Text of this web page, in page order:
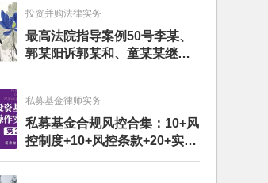
投资并购法律实务
最高法院指导案例50号李某、
郭某阳诉郭某和、童某某继承
纠纷案
私募基金律师实务
私募基金合规风控合集：10+风
控制度+10+风控条款+20+实务
文章+每月动态